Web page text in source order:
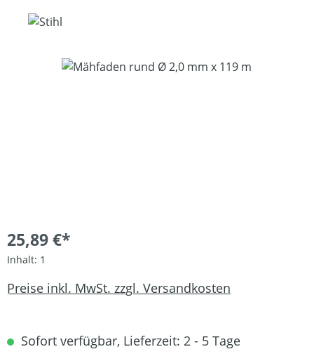
Bildergalerie überspringen
25,89 €*
Inhalt: 1
Preise inkl. MwSt. zzgl. Versandkosten
Sofort verfügbar, Lieferzeit: 2 - 5 Tage